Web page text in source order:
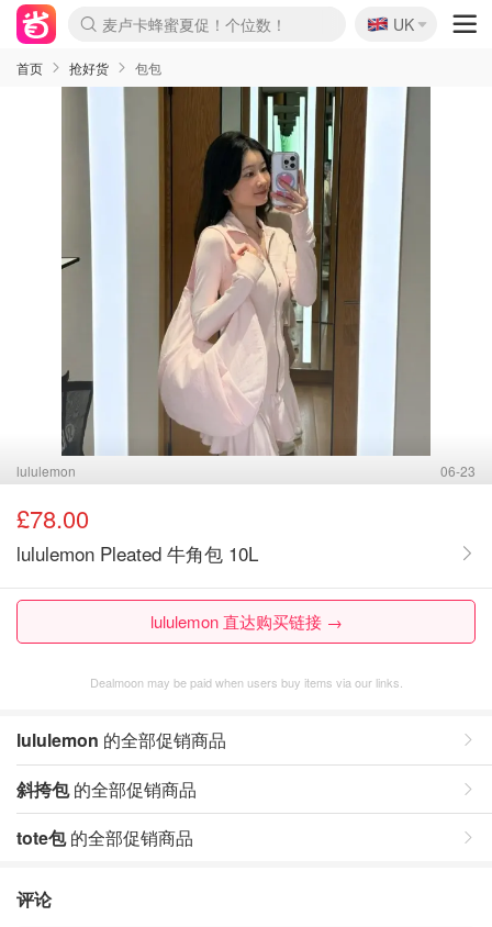
麦卢卡蜂蜜夏促！个位数！
Prada/Miu 4.8折！
啥？必胜客披萨5折！
🇬🇧
UK
首页 抢好货 包包
lululemon 06-23
£78.00
lululemon Pleated 牛角包 10L
lululemon 直达购买链接 →
Dealmoon may be paid when users buy items via our links.
lululemon 的全部促销商品
斜挎包的全部促销商品
tote包的全部促销商品
评论